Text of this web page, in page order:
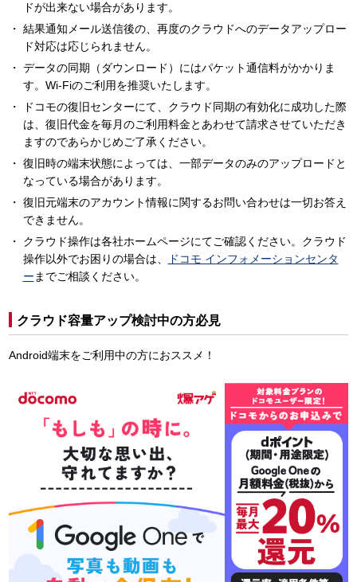
ドが出来ない場合があります。
結果通知メール送信後の、再度のクラウドへのデータアップロー
ド対応は応じられません。
データの同期（ダウンロード）にはパケット通信料がかかりま
す。Wi-Fiのご利用を推奨いたします。
ドコモの復旧センターにて、クラウド同期の有効化に成功した際
は、復旧代金を毎月のご利用料金とあわせて請求させていただき
ますのであらかじめご了承ください。
復旧時の端末状態によっては、一部データのみのアップロードと
なっている場合があります。
復旧元端末のアカウント情報に関するお問い合わせは一切お答え
できません。
クラウド操作は各社ホームページにてご確認ください。クラウド
操作以外でお困りの場合は、
ドコモ インフォメーションセンタ
ー までご相談ください。
クラウド容量アップ検討中の方必見
Android端末をご利用中の方におススメ！